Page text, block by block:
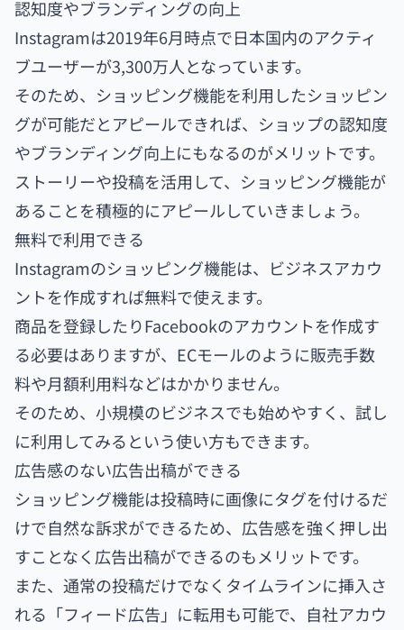
認知度やブランディングの向上
Instagramは2019年6月時点で日本国内のアクティ
ブユーザーが3,300万人となっています。
そのため、ショッピング機能を利用したショッピン
グが可能だとアピールできれば、ショップの認知度
やブランディング向上にもなるのがメリットです。
ストーリーや投稿を活用して、ショッピング機能が
あることを積極的にアピールしていきましょう。
無料で利用できる
Instagramのショッピング機能は、ビジネスアカウ
ントを作成すれば無料で使えます。
商品を登録したりFacebookのアカウントを作成す
る必要はありますが、ECモールのように販売手数
料や月額利用料などはかかりません。
そのため、小規模のビジネスでも始めやすく、試し
に利用してみるという使い方もできます。
広告感のない広告出稿ができる
ショッピング機能は投稿時に画像にタグを付けるだ
けで自然な訴求ができるため、広告感を強く押し出
すことなく広告出稿ができるのもメリットです。
また、通常の投稿だけでなくタイムラインに挿入さ
れる「フィード広告」に転用も可能で、自社アカウ